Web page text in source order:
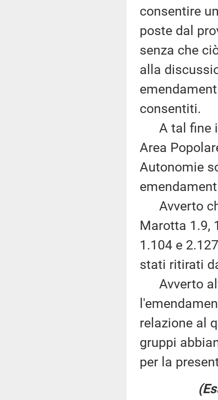
consentire
poste dal
senza che
alla
consentiti.
A tal fine i
Area
Autonomie
Avverto
Marotta 1.9,
1.104 e
stati ritirati
Avverto
relazione al
gruppi
per la